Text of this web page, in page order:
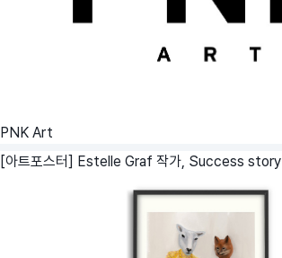
PNK Art
[아트포스터] Estelle Graf 작가, Success story